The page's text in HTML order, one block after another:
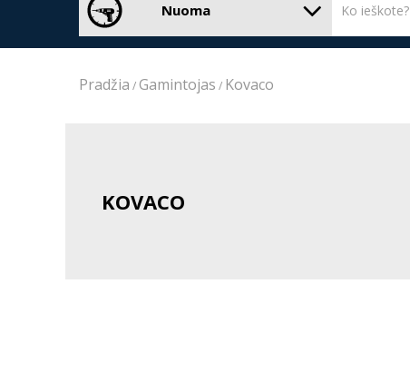
Nuoma
Pradžia Gamintojas Kovaco
KOVACO